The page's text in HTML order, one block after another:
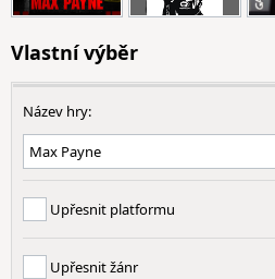
Vlastní výběr
Název hry:
Upřesnit platformu
Upřesnit žánr